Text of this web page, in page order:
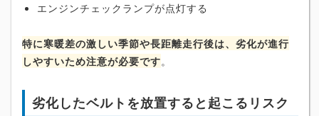
エンジンチェックランプが点灯する
特に寒暖差の激しい季節や長距離走行後は、劣化が進行
しやすいため注意が必要です。
劣化したベルトを放置すると起こるリスク